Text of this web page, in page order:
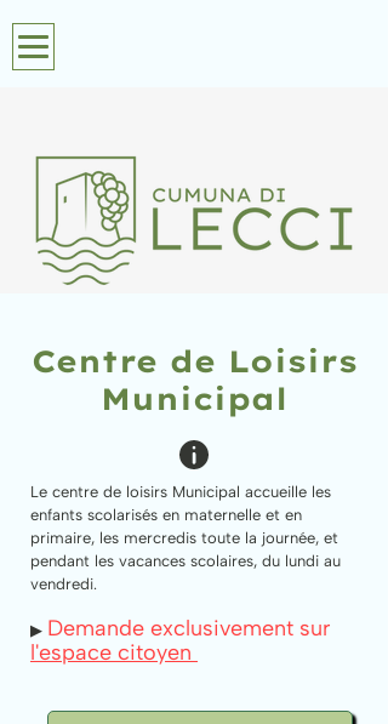
Centre de Loisirs
Municipal
Le centre de loisirs Municipal accueille les
enfants scolarisés en maternelle et en
primaire, les mercredis toute la journée, et
pendant les vacances scolaires, du lundi au
vendredi.
▶ Demande exclusivement sur
l'espace citoyen